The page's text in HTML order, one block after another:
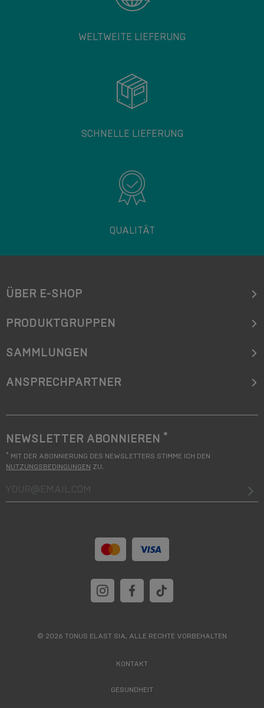
WELTWEITE LIEFERUNG
SCHNELLE LIEFERUNG
QUALITÄT
ÜBER E-SHOP
PRODUKTGRUPPEN
SAMMLUNGEN
ANSPRECHPARTNER
NEWSLETTER ABONNIEREN *
* MIT DER ABONNIERUNG DES NEWSLETTERS STIMME ICH DEN
NUTZUNGSBEDINGUNGEN ZU.
your@email.com
© 2026 TONUS ELAST SIA, ALLE RECHTE VORBEHALTEN
KONTAKT
GESUNDHEIT